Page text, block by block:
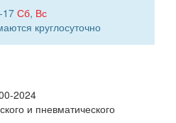
17 Сб, Вс
круглосуточно
2024
и пневматического